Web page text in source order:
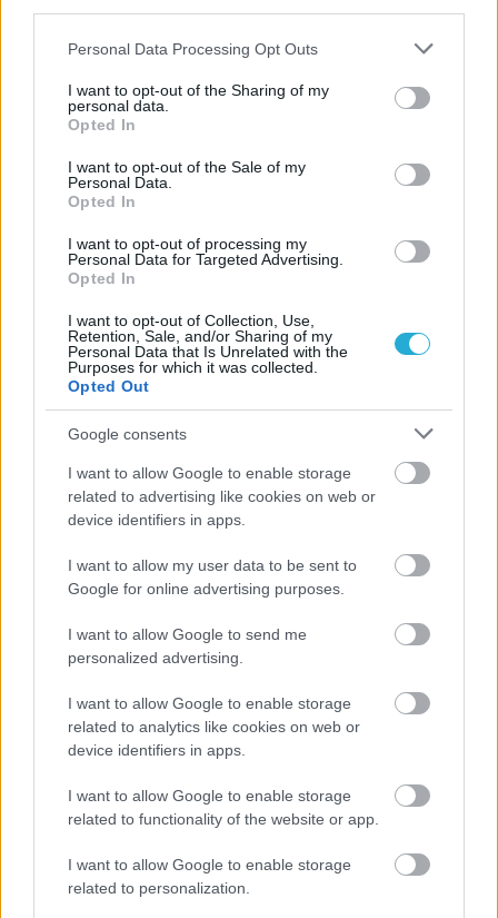
Please note that this website/app uses one or more Google
not limited to your visit or usage behaviour. You may click to
grant or deny consent to Google and its third-party tags to
use your data for below specified purposes in below Google
consent section.
Personal Data Processing Opt Outs
I want to opt-out of the Sharing of my
personal data.
Opted In
I want to opt-out of the Sale of my
Personal Data.
Opted In
I want to opt-out of processing my
Personal Data for Targeted Advertising.
Opted In
I want to opt-out of Collection, Use,
Retention, Sale, and/or Sharing of my
Personal Data that Is Unrelated with the
Purposes for which it was collected.
Opted Out
Google consents
I want to allow Google to enable storage
related to advertising like cookies on web or
device identifiers in apps.
I want to allow my user data to be sent to
Google for online advertising purposes.
I want to allow Google to send me
personalized advertising.
I want to allow Google to enable storage
related to analytics like cookies on web or
device identifiers in apps.
I want to allow Google to enable storage
related to functionality of the website or app.
I want to allow Google to enable storage
related to personalization.
ΡΟΗ ΕΙΔΗΣΕΩΝ
08/08/2026
Δείπνο της ΕΟΠΕ προς τιμήν του Ισίδωρου Κούβελου